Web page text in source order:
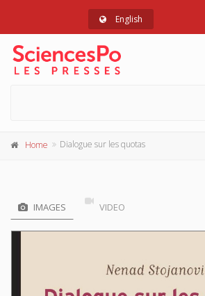
English
Home Dialogue sur les quotas
IMAGES VIDEO